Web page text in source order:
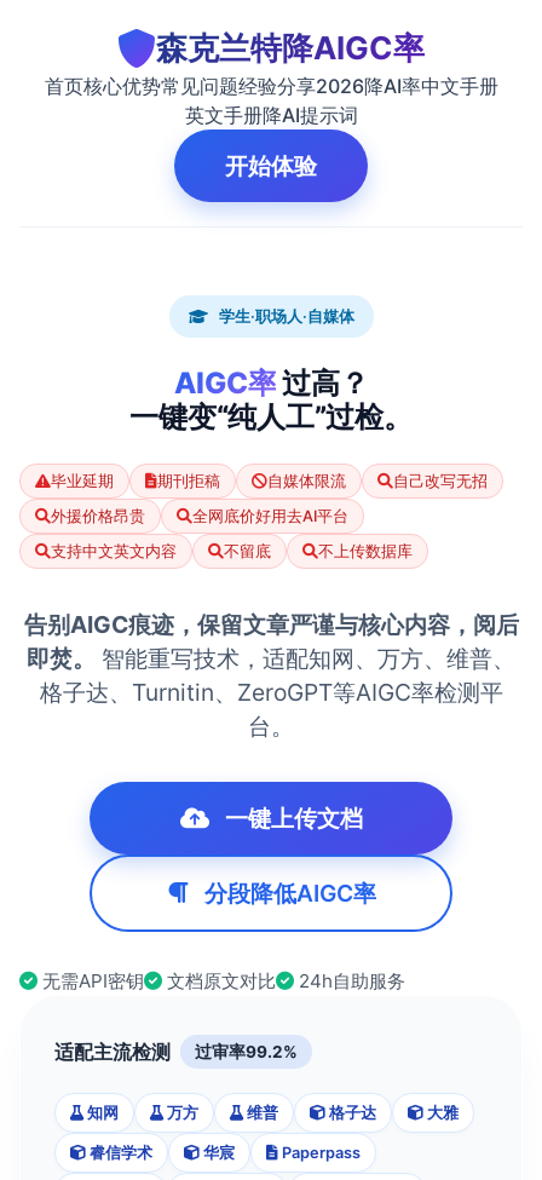
森克兰特降AIGC率
首页核心优势常见问题经验分享2026降AI率中文手册
英文手册降AI提示词
开始体验
学生·职场人·自媒体
AIGC率过高？
一键变“纯人工”过检。
毕业延期 期刊拒稿 自媒体限流
自己改写无招
外援价格昂贵
全网底价好用去AI平台
支持中文英文内容
不留底 不上传数据库
告别AIGC痕迹，保留文章严谨与核心内容，阅后
即焚。
智能重写技术，适配知网、万方、维普、
格子达、Turnitin、ZeroGPT等AIGC率检测平
台。
一键上传文档
分段降低AIGC率
无需API密钥 文档原文对比 24h自助服务
适配主流检测 过审率99.2%
知网 万方 维普 格子达 大雅
睿信学术 华宸 Paperpass